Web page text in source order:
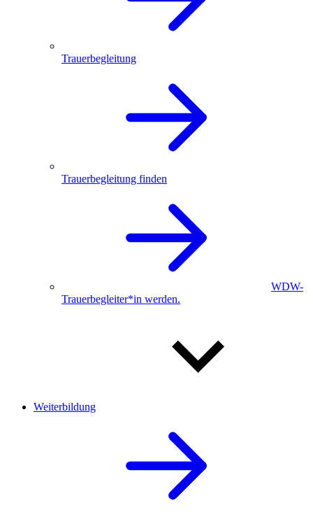
Trauerbegleitung
Trauerbegleitung finden
WDW-
Trauerbegleiter*in werden.
Weiterbildung